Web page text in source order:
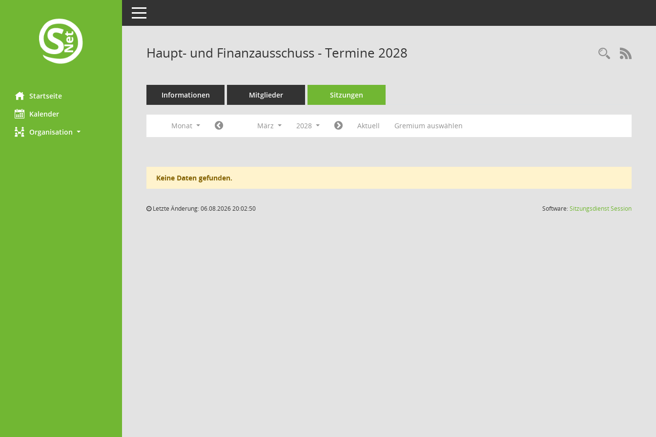
Startseite
Kalender
Organisation
Toggle navigation
Haupt- und Finanzausschuss - Termine 2028
Informationen Mitglieder Sitzungen
Monat März 2028 Aktuell Gremium auswählen
Keine Daten gefunden.
Letzte Änderung: 06.08.2026 20:02:50 Software:SitzungsdienstSession(Wird in